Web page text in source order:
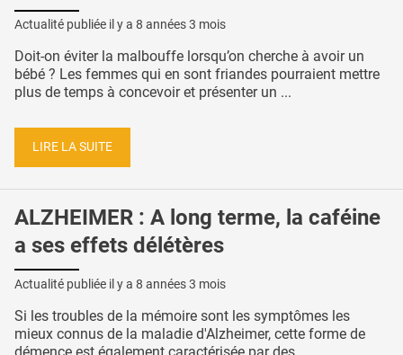
Actualité publiée il y a 8 années 3 mois
Doit-on éviter la malbouffe lorsqu’on cherche à avoir un
bébé ? Les femmes qui en sont friandes pourraient mettre
plus de temps à concevoir et présenter un ...
LIRE LA SUITE
ALZHEIMER : A long terme, la caféine
a ses effets délétères
Actualité publiée il y a 8 années 3 mois
Si les troubles de la mémoire sont les symptômes les
mieux connus de la maladie d'Alzheimer, cette forme de
démence est également caractérisée par des ...